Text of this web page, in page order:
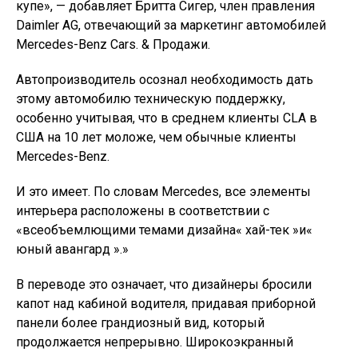
купе», — добавляет Бритта Сигер, член правления
Daimler AG, отвечающий за маркетинг автомобилей
Mercedes-Benz Cars. & Продажи.
Автопроизводитель осознал необходимость дать
этому автомобилю техническую поддержку,
особенно учитывая, что в среднем клиенты CLA в
США на 10 лет моложе, чем обычные клиенты
Mercedes-Benz.
И это имеет. По словам Mercedes, все элементы
интерьера расположены в соответствии с
«всеобъемлющими темами дизайна« хай-тек »и«
юный авангард ».»
В переводе это означает, что дизайнеры бросили
капот над кабиной водителя, придавая приборной
панели более грандиозный вид, который
продолжается непрерывно. Широкоэкранный